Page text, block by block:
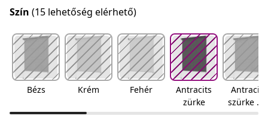
Szín (15 lehetőség elérhető)
Bézs Krém Fehér
Antracits
zürke
Antracit
szürke és